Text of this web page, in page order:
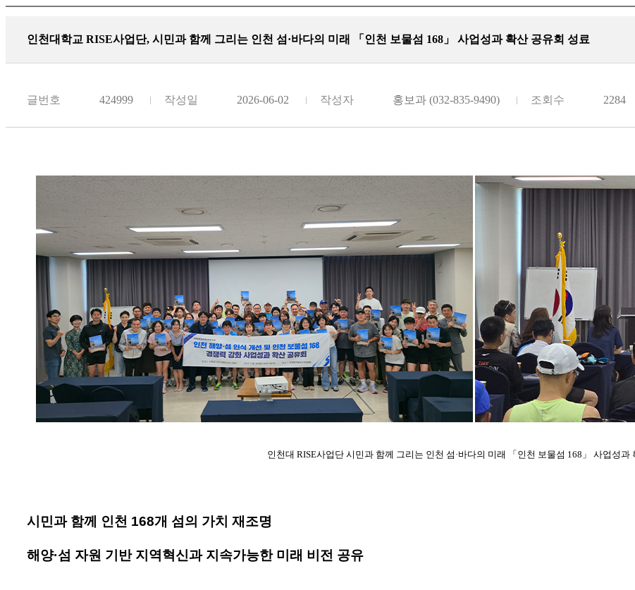
인천대학교 RISE사업단, 시민과 함께 그리는 인천 섬·바다의 미래 「인천 보물섬 168」 사업성과 확산 공유회 성료
글번호 424999 작성일 2026-06-02 작성자 홍보과 (032-835-9490) 조회수 2284
인천대 RISE사업단 시민과 함께 그리는 인천 섬·바다의 미래 「인천 보물섬 168」 사업성과
시민과 함께 인천 168개 섬의 가치 재조명
해양·섬 자원 기반 지역혁신과 지속가능한 미래 비전 공유